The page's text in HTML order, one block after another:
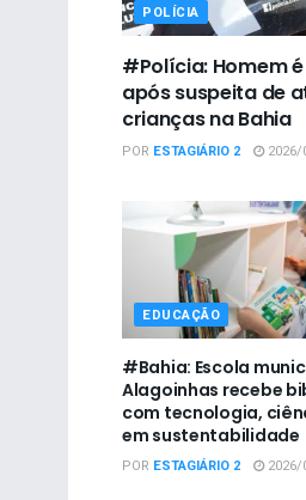
POLÍCIA
#Polícia: Homem
após suspeita de
crianças na Bahia
POR ESTAGIÁRIO 2 2026/
EDUCAÇÃO
#Bahia: Escola
Alagoinhas recebe
com tecnologia,
em sustentabilidade
POR ESTAGIÁRIO 2 2026/